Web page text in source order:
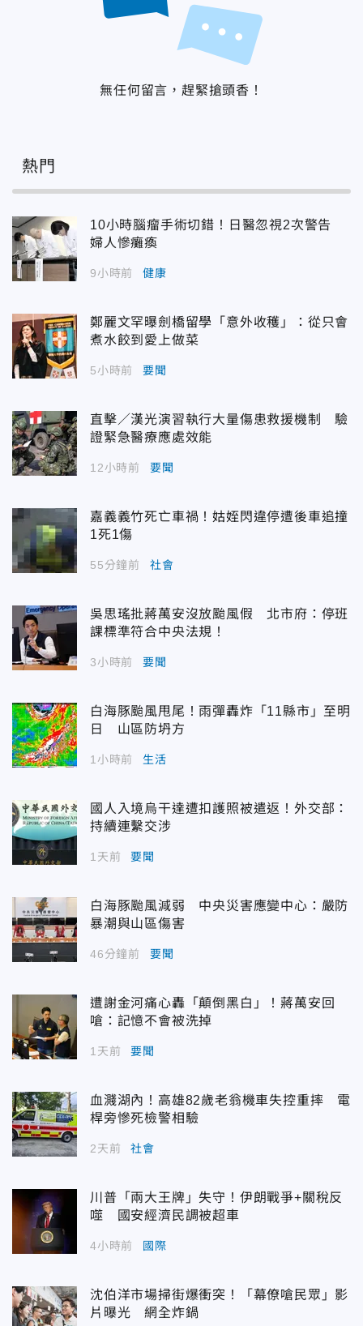
無任何留言，趕緊搶頭香！
熱門
10小時腦瘤手術切錯！日醫忽視2次警告
婦人慘癱瘓
9小時前 健康
鄭麗文罕曝劍橋留學「意外收穫」：從只會
煮水餃到愛上做菜
5小時前 要聞
直擊／漢光演習執行大量傷患救援機制 驗
證緊急醫療應處效能
12小時前 要聞
嘉義義竹死亡車禍！姑姪閃違停遭後車追撞
1死1傷
55分鐘前 社會
吳思瑤批蔣萬安沒放颱風假 北市府：停班
課標準符合中央法規！
3小時前 要聞
白海豚颱風甩尾！雨彈轟炸「11縣市」至明
日 山區防坍方
1小時前 生活
國人入境烏干達遭扣護照被遣返！外交部：
持續連繫交涉
1天前 要聞
白海豚颱風減弱 中央災害應變中心：嚴防
暴潮與山區傷害
46分鐘前 要聞
遭謝金河痛心轟「顛倒黑白」！蔣萬安回
嗆：記憶不會被洗掉
1天前 要聞
血濺湖內！高雄82歲老翁機車失控重摔 電
桿旁慘死檢警相驗
2天前 社會
川普「兩大王牌」失守！伊朗戰爭+關稅反
噬 國安經濟民調被超車
4小時前 國際
沈伯洋市場掃街爆衝突！「幕僚嗆民眾」影
片曝光 網全炸鍋